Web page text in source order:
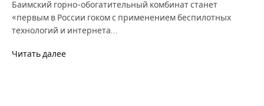
Баимский горно-обогатительный комбинат станет
«первым в России гоком с применением беспилотных
технологий и интернета…
Читать далее